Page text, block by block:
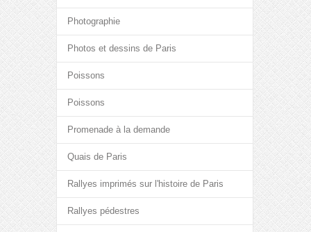
Photographie
Photos et dessins de Paris
Poissons
Poissons
Promenade à la demande
Quais de Paris
Rallyes imprimés sur l'histoire de Paris
Rallyes pédestres